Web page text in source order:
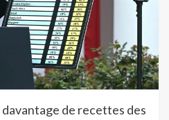
de recettes des